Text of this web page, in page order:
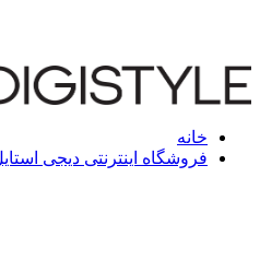
خانه
فروشگاه اینترنتی دیجی